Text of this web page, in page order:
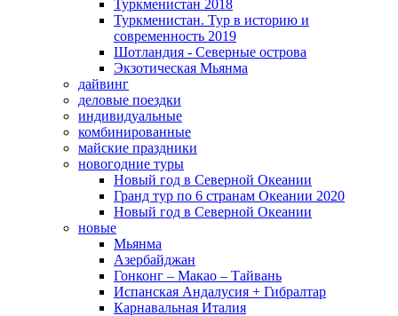
Туркменистан 2018
Туркменистан. Тур в историю и
современность 2019
Шотландия - Северные острова
Экзотическая Мьянма
дайвинг
деловые поездки
индивидуальные
комбинированные
майские праздники
новогодние туры
Новый год в Северной Океании
Гранд тур по 6 странам Океании 2020
Новый год в Северной Океании
новые
Мьянма
Азербайджан
Гонконг – Макао – Тайвань
Испанская Андалусия + Гибралтар
Карнавальная Италия